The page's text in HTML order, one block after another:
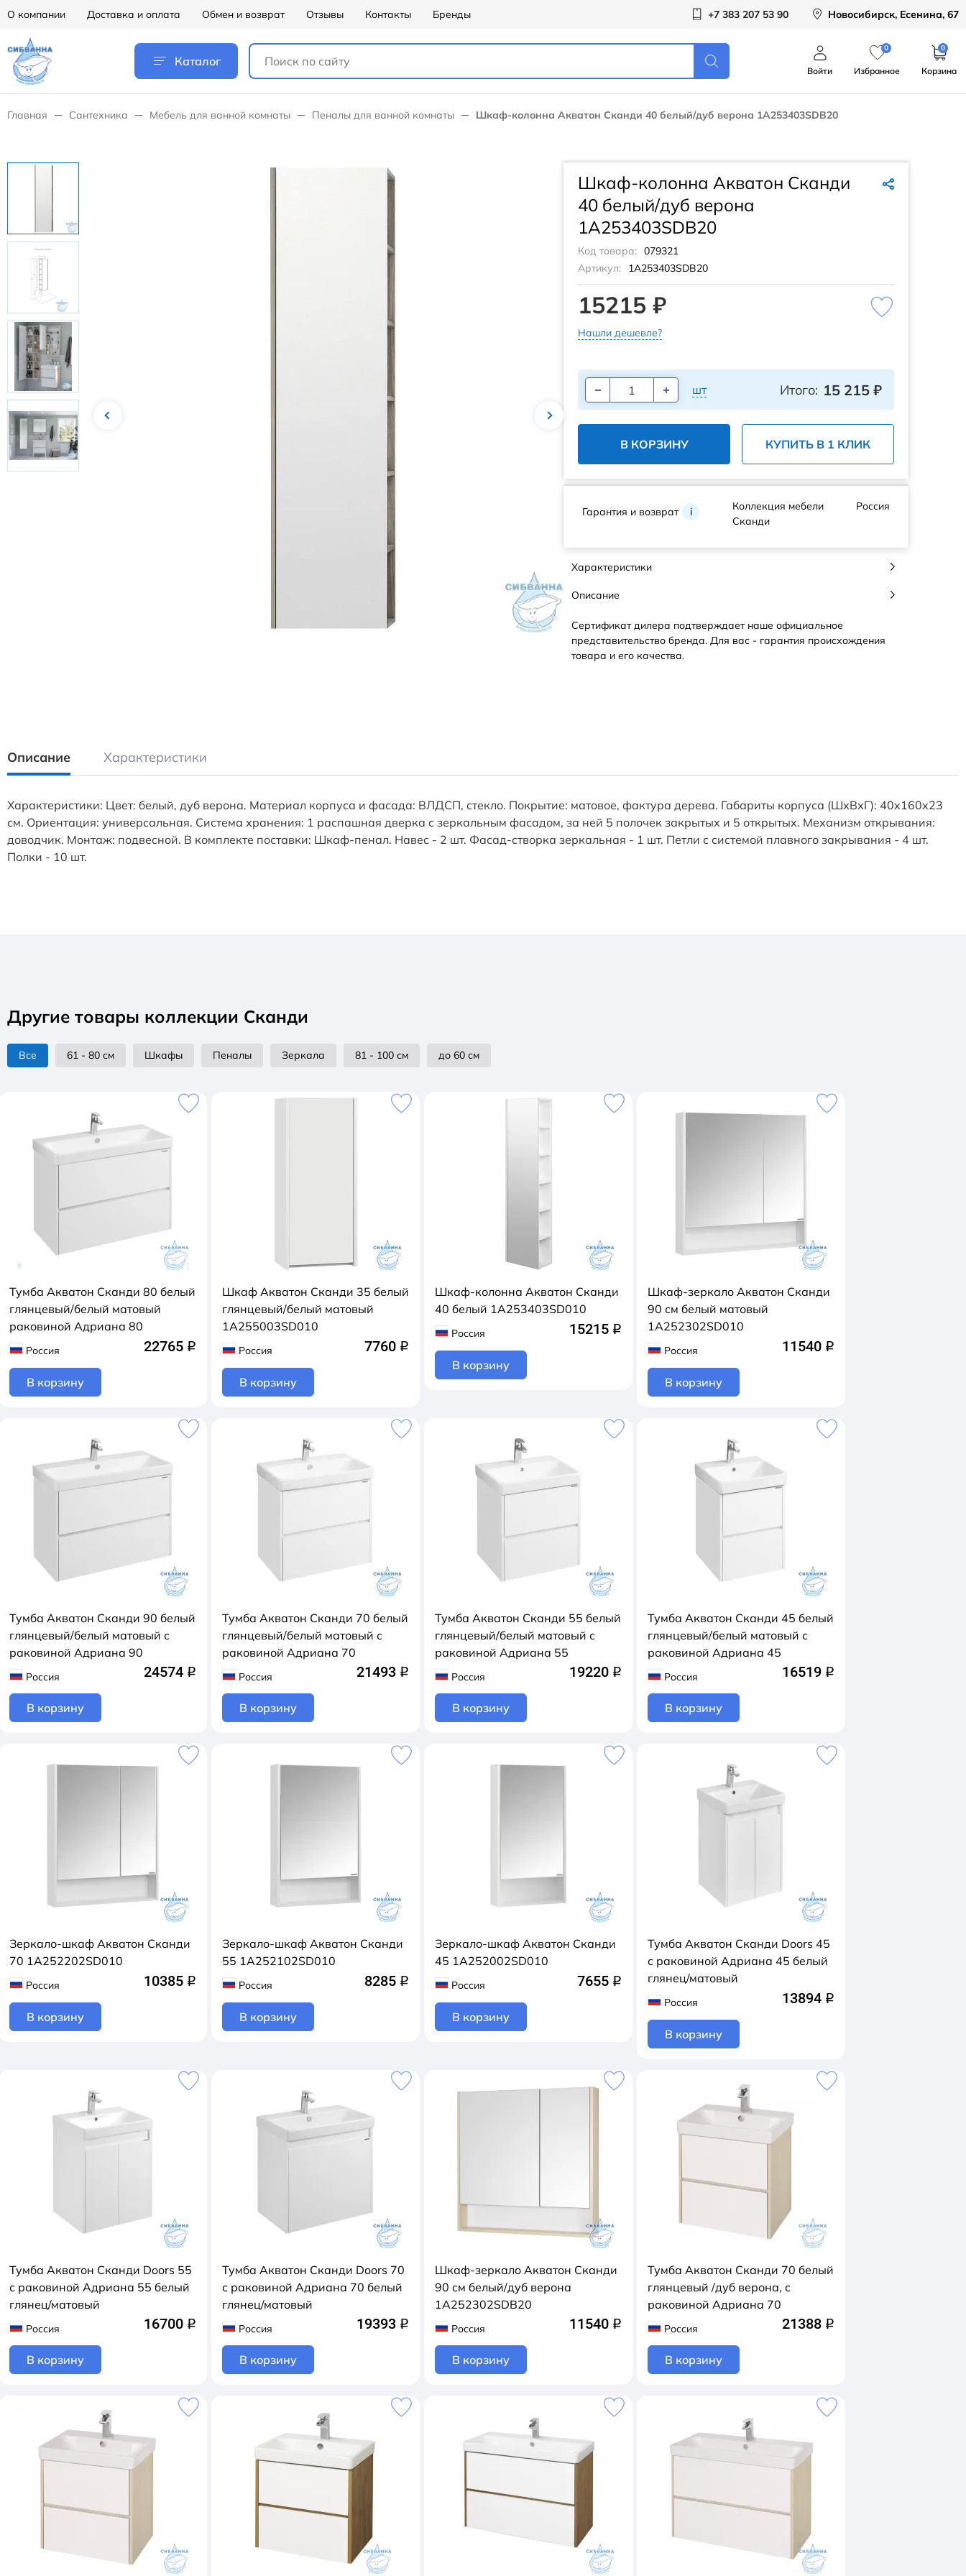
О компании Доставка и оплата Обмен и возврат Отзывы Контакты Бренды +7 383 207 53 90 Новосибирск, Есенина, 67
Каталог
Войти
0
Избранное
0
Корзина
Главная Сантехника Мебель для ванной комнаты Пеналы для ванной комнаты Шкаф-колонна Акватон Сканди 40 белый/дуб верона 1A253403SDB20
Шкаф-колонна Акватон Сканди
40 белый/дуб верона
1A253403SDB20
Код товара: 079321
Артикул:
1A253403SDB20
15215 ₽
Нашли дешевле?
шт Итого: 15 215 ₽
В КОРЗИНУ КУПИТЬ В 1 КЛИК
Гарантия и возврат i
Коллекция мебели
Сканди
Россия
Характеристики
Описание
Сертификат дилера подтверждает наше официальное
представительство бренда. Для вас - гарантия происхождения
товара и его качества.
Описание Характеристики
Характеристики: Цвет: белый, дуб верона. Материал корпуса и фасада: ВЛДСП, стекло. Покрытие: матовое, фактура дерева. Габариты корпуса (ШхВхГ): 40x160x23
см. Ориентация: универсальная. Система хранения: 1 распашная дверка с зеркальным фасадом, за ней 5 полочек закрытых и 5 открытых. Механизм открывания:
доводчик. Монтаж: подвесной. В комплекте поставки: Шкаф-пенал. Навес - 2 шт. Фасад-створка зеркальная - 1 шт. Петли с системой плавного закрывания - 4 шт.
Полки - 10 шт.
Другие товары коллекции Сканди
Все 61 - 80 см Шкафы Пеналы Зеркала 81 - 100 см до 60 см
Тумба Акватон Сканди 80 белый
глянцевый/белый матовый
раковиной Адриана 80
Россия 22765 q
В корзину
Шкаф Акватон Сканди 35 белый
глянцевый/белый матовый
1A255003SD010
Россия 7760 q
В корзину
Шкаф-колонна Акватон Сканди
40 белый 1A253403SD010
Россия 15215 q
В корзину
Шкаф-зеркало Акватон Сканди
90 см белый матовый
1A252302SD010
Россия 11540 q
В корзину
Тумба Акватон Сканди 90 белый
глянцевый/белый матовый с
раковиной Адриана 90
Россия 24574 q
В корзину
Тумба Акватон Сканди 70 белый
глянцевый/белый матовый с
раковиной Адриана 70
Россия 21493 q
В корзину
Тумба Акватон Сканди 55 белый
глянцевый/белый матовый с
раковиной Адриана 55
Россия 19220 q
В корзину
Тумба Акватон Сканди 45 белый
глянцевый/белый матовый с
раковиной Адриана 45
Россия 16519 q
В корзину
Зеркало-шкаф Акватон Сканди
70 1A252202SD010
Россия 10385 q
В корзину
Зеркало-шкаф Акватон Сканди
55 1A252102SD010
Россия 8285 q
В корзину
Зеркало-шкаф Акватон Сканди
45 1A252002SD010
Россия 7655 q
В корзину
Тумба Акватон Сканди Doors 45
с раковиной Адриана 45 белый
глянец/матовый
Россия 13894 q
В корзину
Тумба Акватон Сканди Doors 55
с раковиной Адриана 55 белый
глянец/матовый
Россия 16700 q
В корзину
Тумба Акватон Сканди Doors 70
с раковиной Адриана 70 белый
глянец/матовый
Россия 19393 q
В корзину
Шкаф-зеркало Акватон Сканди
90 см белый/дуб верона
1A252302SDB20
Россия 11540 q
В корзину
Тумба Акватон Сканди 70 белый
глянцевый /дуб верона, с
раковиной Адриана 70
Россия 21388 q
В корзину